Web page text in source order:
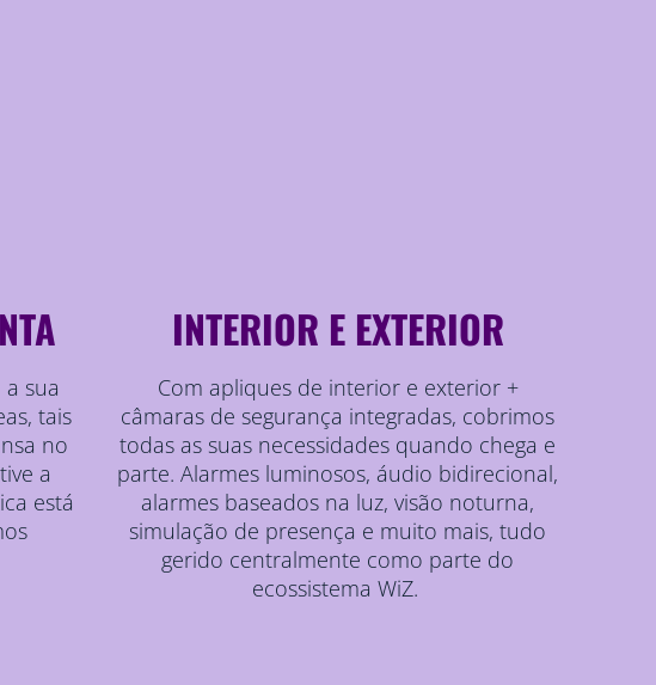
sua
tais
no
a
está
INTERIOR E EXTERIOR
Com apliques de interior e exterior +
câmaras de segurança integradas, cobrimos
todas as suas necessidades quando chega e
parte. Alarmes luminosos, áudio bidirecional,
alarmes baseados na luz, visão noturna,
simulação de presença e muito mais, tudo
gerido centralmente como parte do
ecossistema WiZ.